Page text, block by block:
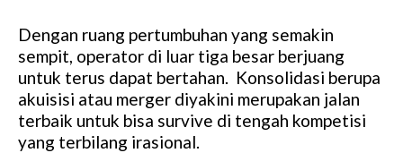
Dengan ruang pertumbuhan yang semakin
sempit, operator di luar tiga besar berjuang
untuk terus dapat bertahan. Konsolidasi berupa
akuisisi atau merger diyakini merupakan jalan
terbaik untuk bisa survive di tengah kompetisi
yang terbilang irasional.